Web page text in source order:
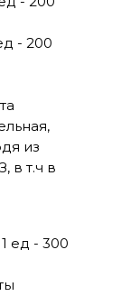
- 200
из
в т.ч в
ед - 300